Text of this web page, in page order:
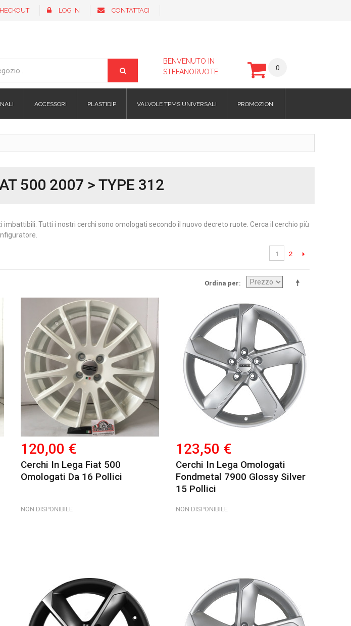
LOG IN CONTATTACI
BENVENUTO IN
STEFANORUOTE
0
ACCESSORI PLASTIDIP VALVOLE TPMS UNIVERSALI PROMOZIONI
500 2007 > TYPE 312
Tutti i nostri cerchi sono omologati secondo il nuovo decreto ruote. Cerca il cerchio più
1 2
Ordina per
120,00 €
Cerchi In Lega Fiat 500
Omologati Da 16 Pollici
NON DISPONIBILE
123,50 €
Cerchi In Lega Omologati
Fondmetal 7900 Glossy Silver
15 Pollici
NON DISPONIBILE